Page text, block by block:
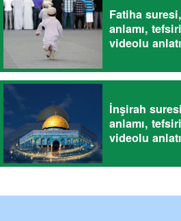
Fatiha
anlamı,
videolu
İnşirah
anlamı,
videolu